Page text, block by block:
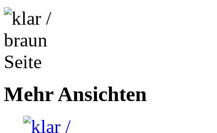
Mehr Ansichten